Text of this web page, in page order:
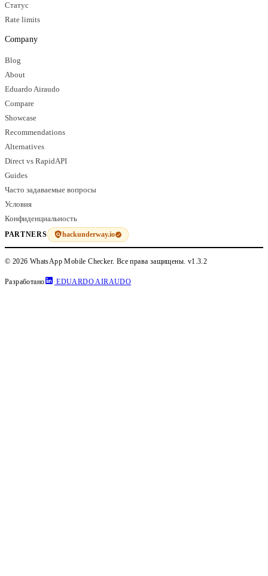
Статус
Rate limits
Company
Blog
About
Eduardo Airaudo
Compare
Showcase
Recommendations
Alternatives
Direct vs RapidAPI
Guides
Часто задаваемые вопросы
Условия
Конфиденциальность
PARTNERS hackunderway.io
© 2026 WhatsApp Mobile Checker. Все права защищены. v1.3.2
Разработано EDUARDO AIRAUDO